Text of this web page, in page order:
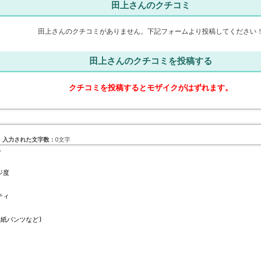
田上さんのクチコミ
田上さんのクチコミがありません。 下記フォームより投稿してください！
田上さんのクチコミを投稿する
クチコミを投稿するとモザイクがはずれます。
入力された文字数：0文字